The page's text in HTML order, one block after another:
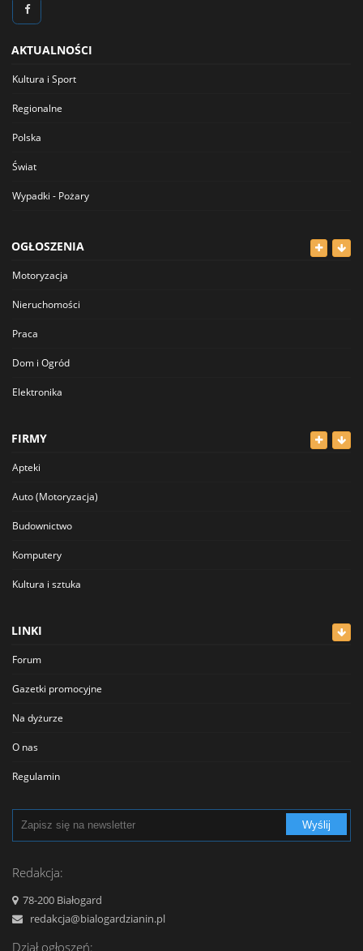
AKTUALNOŚCI
Kultura i Sport
Regionalne
Polska
Świat
Wypadki - Pożary
OGŁOSZENIA
Motoryzacja
Nieruchomości
Praca
Dom i Ogród
Elektronika
FIRMY
Apteki
Auto (Motoryzacja)
Budownictwo
Komputery
Kultura i sztuka
Turystyka - Wypoczynek
Usługi
Zabytki, Obiekty
LINKI
Forum
Gazetki promocyjne
Na dyżurze
O nas
Regulamin
Cennik
Kontakt
Wyślij
Redakcja:
78-200 Białogard
redakcja@bialogardzianin.pl
Dział ogłoszeń: